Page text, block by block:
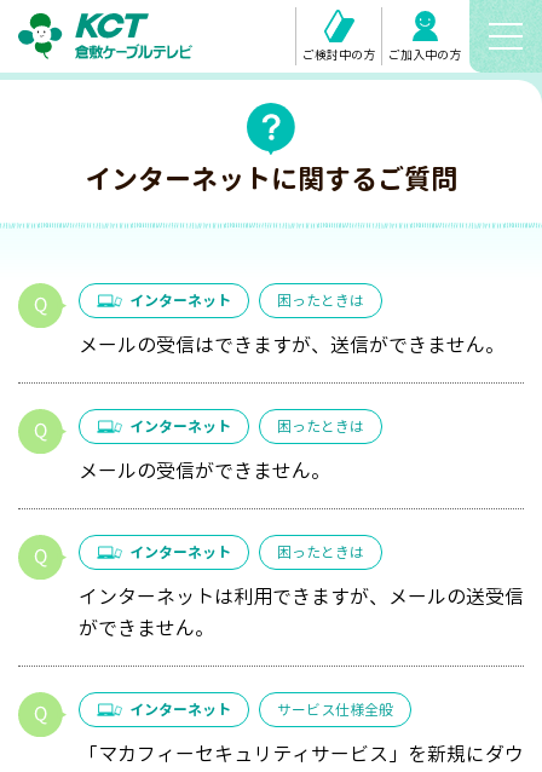
ご検討中の方 ご加入中の方
インターネットに関するご質問
インターネット 困ったときは
メールの受信はできますが、送信ができません。
インターネット 困ったときは
メールの受信ができません。
インターネット 困ったときは
インターネットは利用できますが、メールの送受信
ができません。
インターネット サービス仕様全般
「マカフィーセキュリティサービス」を新規にダウ